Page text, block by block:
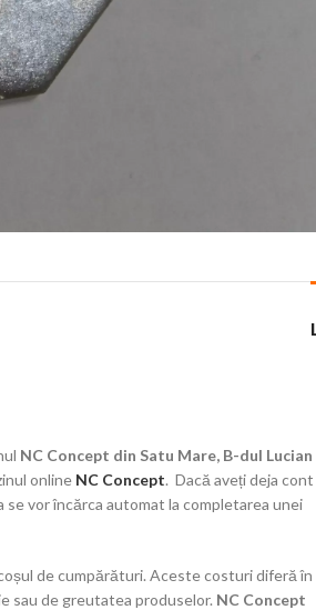
NC Concept din Satu Mare, B-dul Lucian
online NC Concept. Dacă aveți deja cont
vor încărca automat la completarea unei
de cumpărături. Aceste costuri diferă în
sau de greutatea produselor. NC Concept